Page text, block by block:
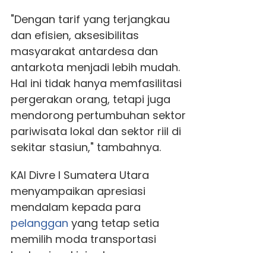
"Dengan tarif yang terjangkau
dan efisien, aksesibilitas
masyarakat antardesa dan
antarkota menjadi lebih mudah.
Hal ini tidak hanya memfasilitasi
pergerakan orang, tetapi juga
mendorong pertumbuhan sektor
pariwisata lokal dan sektor riil di
sekitar stasiun," tambahnya.
KAI Divre I Sumatera Utara
menyampaikan apresiasi
mendalam kepada para
pelanggan yang tetap setia
memilih moda transportasi